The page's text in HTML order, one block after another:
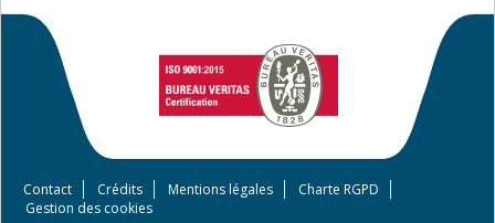
Footer
Contact Crédits Mentions légales
Charte RGPD
Gestion des cookies